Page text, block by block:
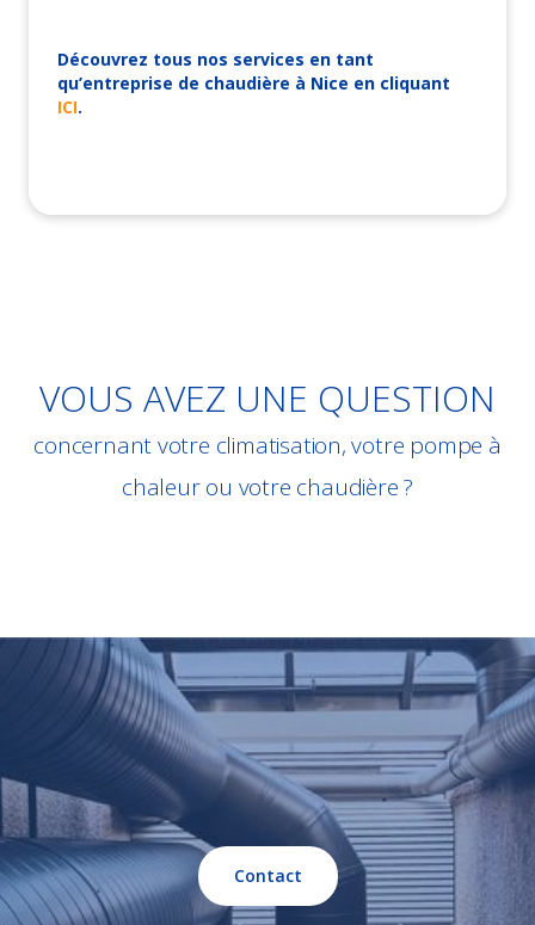
Découvrez tous nos services en tant
qu’entreprise de chaudière à Nice en cliquant
ICI.
VOUS AVEZ UNE QUESTION
concernant votre climatisation, votre pompe à
chaleur ou votre chaudière ?
Contact